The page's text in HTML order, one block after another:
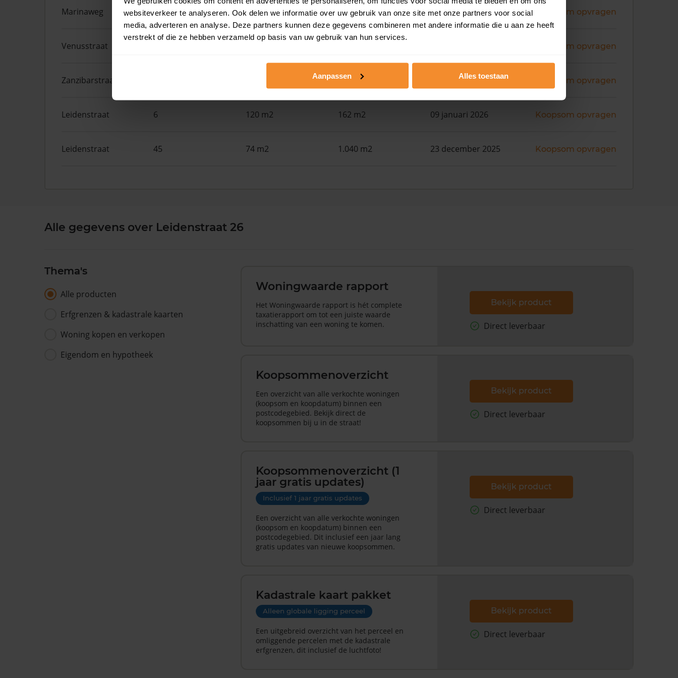
websiteverkeer te analyseren. Ook delen we informatie over uw gebruik van onze site met onze partners voor social
media, adverteren en analyse. Deze partners kunnen deze gegevens combineren met andere informatie die u aan ze heeft
verstrekt of die ze hebben verzameld op basis van uw gebruik van hun services.
Aanpassen Alles toestaan
Marinaweg 133 182 m2 23.085 m2 30 juni 2026 Koopsom opvragen
Venusstraat Koopsom opvragen
Zanzibarstraat 168 m2 30 juni 2026 Koopsom opvragen
Leidenstraat 6 120 m2 162 m2 09 januari 2026 Koopsom opvragen
Leidenstraat 45 74 m2 1.040 m2 23 december 2025 Koopsom opvragen
Alle gegevens over Leidenstraat 26
Thema's
Alle producten
Erfgrenzen & kadastrale kaarten
Woning kopen en verkopen
Eigendom en hypotheek
Woningwaarde rapport
Het Woningwaarde rapport is hét complete
taxatierapport om tot een juiste waarde
inschatting van een woning te komen.
Bekijk product
Direct leverbaar
Koopsommenoverzicht
Een overzicht van alle verkochte woningen
(koopsom en koopdatum) binnen een
postcodegebied. Bekijk direct de
koopsommen bij u in de straat!
Bekijk product
Direct leverbaar
Koopsommenoverzicht (1
jaar gratis updates)
Inclusief 1 jaar gratis updates
Een overzicht van alle verkochte woningen
(koopsom en koopdatum) binnen een
postcodegebied. Dit inclusief een jaar lang
gratis updates van nieuwe koopsommen.
Bekijk product
Direct leverbaar
Kadastrale kaart pakket
Alleen globale ligging perceel
Een uitgebreid overzicht van het perceel en
omliggende percelen met de kadastrale
erfgrenzen, dit inclusief de luchtfoto!
Bekijk product
Direct leverbaar